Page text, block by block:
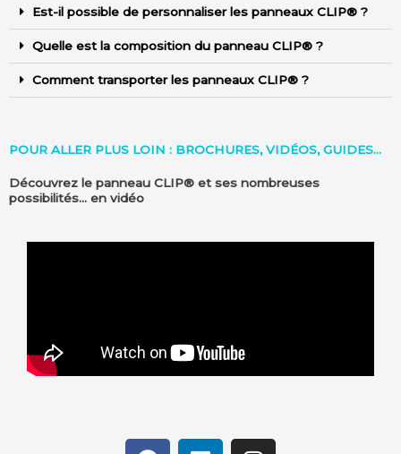
Est-il possible de personnaliser les panneaux CLIP® ?
Quelle est la composition du panneau CLIP® ?
Comment transporter les panneaux CLIP® ?
POUR ALLER PLUS LOIN : BROCHURES, VIDÉOS, GUIDES...
Découvrez le panneau CLIP® et ses nombreuses
possibilités... en vidéo
F L I